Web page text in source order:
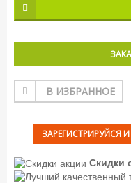
В ИЗБРАННОЕ
ЗАРЕГИСТРИРУЙСЯ
Скидки